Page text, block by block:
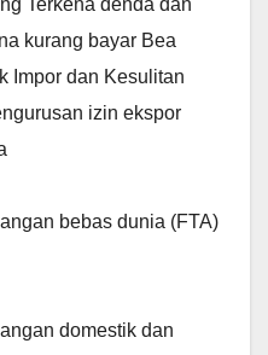
Terkena denda dan
kurang bayar Bea
Impor dan Kesulitan
izin ekspor
bebas dunia (FTA)
domestik dan